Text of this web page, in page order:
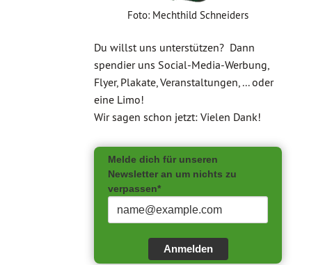
Foto: Mechthild Schneiders
Du willst uns unterstützen? Dann
spendier uns Social-Media-Werbung,
Flyer, Plakate, Veranstaltungen, ... oder
eine Limo!
Wir sagen schon jetzt: Vielen Dank!
Melde dich für unseren
Newsletter an um nichts zu
verpassen*
Anmelden